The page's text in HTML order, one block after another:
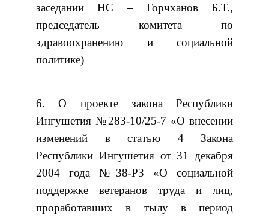
заседании НС – Горчханов Б.Т.,
председатель комитета по
здравоохранению и социальной
политике)
6. О проекте закона Республики
Ингушетия №283-10/25-7 «О внесении
изменений в статью 4 Закона
Республики Ингушетия от 31 декабря
2004 года №38-РЗ «О социальной
поддержке ветеранов труда и лиц,
проработавших в тылу в период